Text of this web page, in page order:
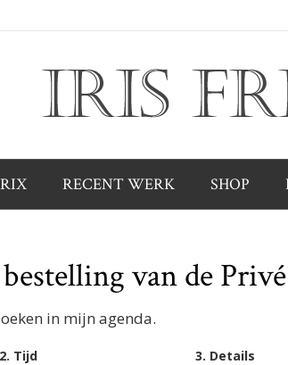
RECENT WERK SHOP
van de
in mijn agenda.
2. Tijd 3. Details